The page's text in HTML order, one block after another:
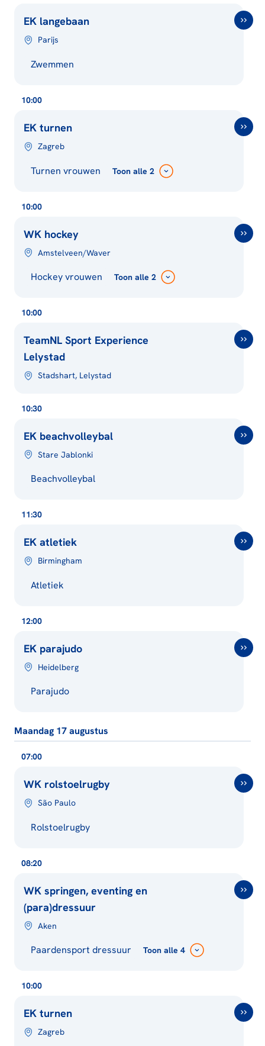
EK langebaan
Parijs
Zwemmen
10:00
EK turnen
Zagreb
Turnen vrouwen Toon alle 2
10:00
WK hockey
Amstelveen/Waver
Hockey vrouwen Toon alle 2
10:00
TeamNL Sport Experience
Lelystad
Stadshart, Lelystad
10:30
EK beachvolleybal
Stare Jablonki
Beachvolleybal
11:30
EK atletiek
Birmingham
Atletiek
12:00
EK parajudo
Heidelberg
Parajudo
Maandag 17 augustus
07:00
WK rolstoelrugby
São Paulo
Rolstoelrugby
08:20
WK springen, eventing en
(para)dressuur
Aken
Paardensport dressuur Toon alle 4
10:00
EK turnen
Zagreb